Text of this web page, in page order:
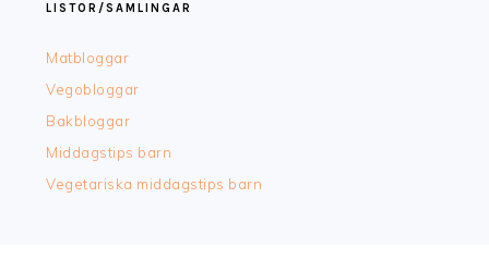
LISTOR/SAMLINGAR
Matbloggar
Vegobloggar
Bakbloggar
Middagstips barn
Vegetariska middagstips barn